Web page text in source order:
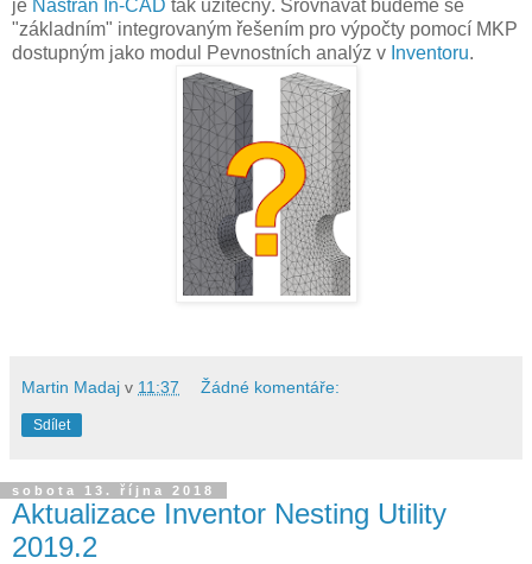
je Nastran In-CAD tak užitečný. Srovnávat budeme se
"základním" integrovaným řešením pro výpočty pomocí MKP
dostupným jako modul Pevnostních analýz v Inventoru.
Martin Madaj v 11:37 Žádné komentáře:
Sdílet
sobota 13. října 2018
Aktualizace Inventor Nesting Utility
2019.2